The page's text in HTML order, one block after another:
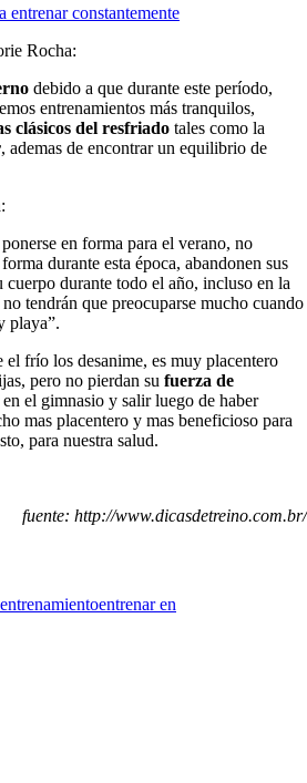
entrenar constantemente
Rocha:
debido a que durante este período,
entrenamientos más tranquilos,
clásicos del resfriado tales como la
, ademas de encontrar un equilibrio de
en forma para el verano, no
durante esta época, abandonen sus
cuerpo durante todo el año, incluso en la
no tendrán que preocuparse mucho cuando
playa”.
frío los desanime, es muy placentero
pero no pierdan su fuerza de
en el gimnasio y salir luego de haber
mas placentero y mas beneficioso para
para nuestra salud.
fuente: http://www.dicasdetreino.com.br/
entrenamientoentrenar en